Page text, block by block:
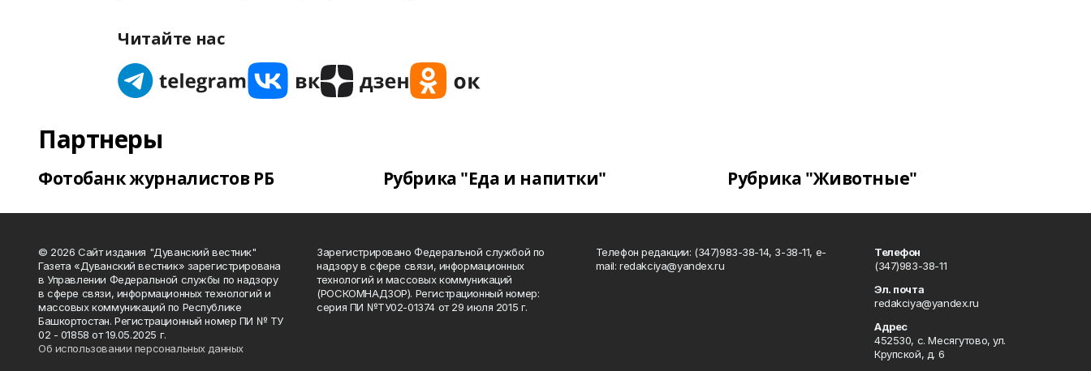
Читайте нас
Партнеры
Фотобанк журналистов РБ Рубрика "Еда и напитки" Рубрика "Животные"
© 2026 Сайт издания "Дуванский вестник"
Газета «Дуванский вестник» зарегистрирована
в Управлении Федеральной службы по надзору
в сфере связи, информационных технологий и
массовых коммуникаций по Республике
Башкортостан. Регистрационный номер ПИ № ТУ
02 - 01858 от 19.05.2025 г.
Об использовании персональных данных
Зарегистрировано Федеральной службой по
надзору в сфере связи, информационных
технологий и массовых коммуникаций
(РОСКОМНАДЗОР). Регистрационный номер:
серия ПИ №ТУ02-01374 от 29 июля 2015 г.
Телефон редакции: (347)983-38-14, 3-38-11, e-
mail: redakciya@yandex.ru
Телефон
(347)983-38-11
Эл. почта
redakciya@yandex.ru
Адрес
452530, с. Месягутово, ул.
Крупской, д. 6